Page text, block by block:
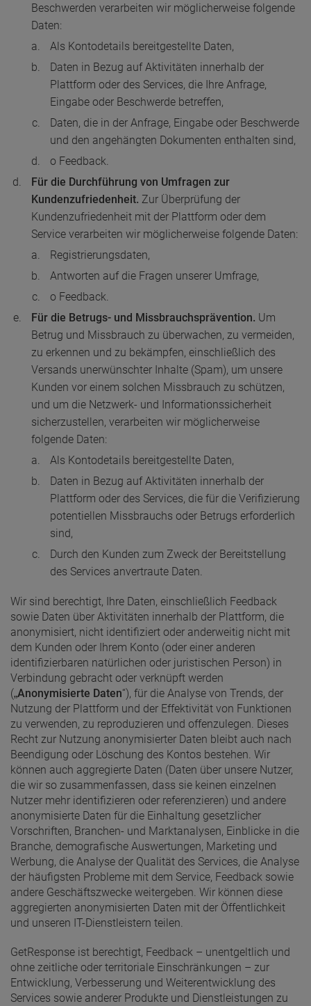
Beschwerden verarbeiten wir möglicherweise folgende
Daten:
Als Kontodetails bereitgestellte Daten,
Daten in Bezug auf Aktivitäten innerhalb der
Plattform oder des Services, die Ihre Anfrage,
Eingabe oder Beschwerde betreffen,
Daten, die in der Anfrage, Eingabe oder Beschwerde
und den angehängten Dokumenten enthalten sind,
o Feedback.
Für die Durchführung von Umfragen zur
Kundenzufriedenheit. Zur Überprüfung der
Kundenzufriedenheit mit der Plattform oder dem
Service verarbeiten wir möglicherweise folgende Daten:
Registrierungsdaten,
Antworten auf die Fragen unserer Umfrage,
o Feedback.
Für die Betrugs- und Missbrauchsprävention. Um
Betrug und Missbrauch zu überwachen, zu vermeiden,
zu erkennen und zu bekämpfen, einschließlich des
Versands unerwünschter Inhalte (Spam), um unsere
Kunden vor einem solchen Missbrauch zu schützen,
und um die Netzwerk- und Informationssicherheit
sicherzustellen, verarbeiten wir möglicherweise
folgende Daten:
Als Kontodetails bereitgestellte Daten,
Daten in Bezug auf Aktivitäten innerhalb der
Plattform oder des Services, die für die Verifizierung
potentiellen Missbrauchs oder Betrugs erforderlich
sind,
Durch den Kunden zum Zweck der Bereitstellung
des Services anvertraute Daten.
Wir sind berechtigt, Ihre Daten, einschließlich Feedback
sowie Daten über Aktivitäten innerhalb der Plattform, die
anonymisiert, nicht identifiziert oder anderweitig nicht mit
dem Kunden oder Ihrem Konto (oder einer anderen
identifizierbaren natürlichen oder juristischen Person) in
Verbindung gebracht oder verknüpft werden
(„Anonymisierte Daten“), für die Analyse von Trends, der
Nutzung der Plattform und der Effektivität von Funktionen
zu verwenden, zu reproduzieren und offenzulegen. Dieses
Recht zur Nutzung anonymisierter Daten bleibt auch nach
Beendigung oder Löschung des Kontos bestehen. Wir
können auch aggregierte Daten (Daten über unsere Nutzer,
die wir so zusammenfassen, dass sie keinen einzelnen
Nutzer mehr identifizieren oder referenzieren) und andere
anonymisierte Daten für die Einhaltung gesetzlicher
Vorschriften, Branchen- und Marktanalysen, Einblicke in die
Branche, demografische Auswertungen, Marketing und
Werbung, die Analyse der Qualität des Services, die Analyse
der häufigsten Probleme mit dem Service, Feedback sowie
andere Geschäftszwecke weitergeben. Wir können diese
aggregierten anonymisierten Daten mit der Öffentlichkeit
und unseren IT-Dienstleistern teilen.
GetResponse ist berechtigt, Feedback – unentgeltlich und
ohne zeitliche oder territoriale Einschränkungen – zur
Entwicklung, Verbesserung und Weiterentwicklung des
Services sowie anderer Produkte und Dienstleistungen zu